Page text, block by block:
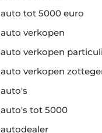
auto tot 5000 euro
auto verkopen
auto verkopen
auto verkopen
auto's
auto's tot 5000
autodealer